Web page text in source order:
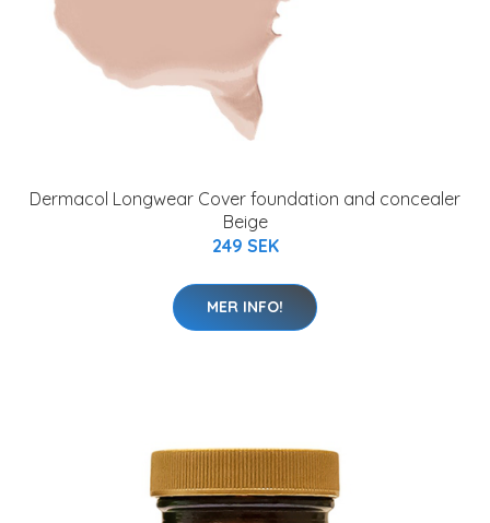
Dermacol Longwear Cover foundation and concealer
Beige
249 SEK
MER INFO!